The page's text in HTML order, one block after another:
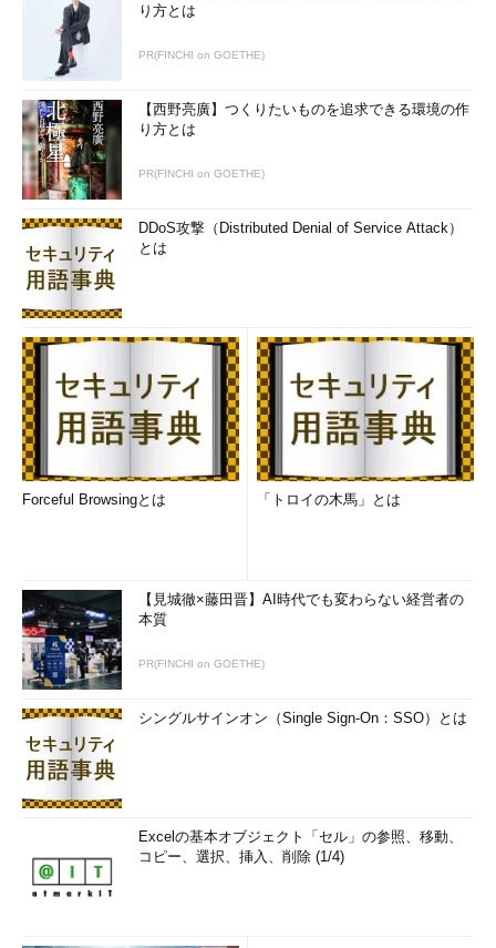
Windows以外に、iOS／Androidアプリケーションの作成を可能
にする。また、マイクロソフトのオープンソースツールである
「Windows Bridge for iOS」により、iOSアプリ開発者は
ションとしてコンパイルできるようになる。
り方とは
PR(FINCHI on GOETHE)
【西野亮廣】つくりたいものを追求できる環境の作
り方とは
PR(FINCHI on GOETHE)
DDoS攻撃（Distributed Denial of Service Attack）
とは
Forceful Browsingとは 「トロイの木馬」とは
【見城徹×藤田晋】AI時代でも変わらない経営者の
本質
PR(FINCHI on GOETHE)
シングルサインオン（Single Sign-On：SSO）とは
Excelの基本オブジェクト「セル」の参照、移動、
コピー、選択、挿入、削除 (1/4)